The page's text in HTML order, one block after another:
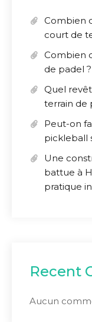
Combien
court de
Combien
de padel ?
Quel
terrain de
Peut-on
pickleball
Une
battue à
pratique
Recent
Aucun